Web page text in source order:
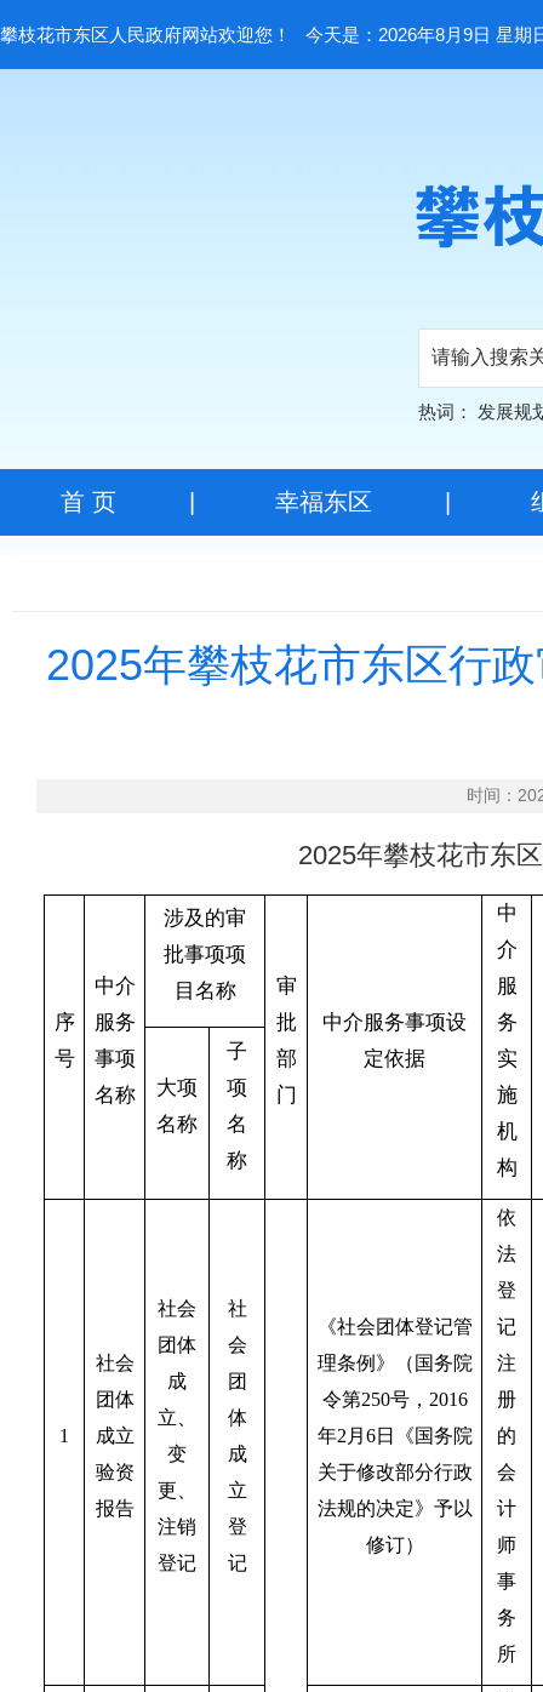
攀枝花市东区人民政府网站欢迎您！ 今天是：2026年8月9日 星期
热词： 发展规
首 页| 幸福东区
2025年攀枝花市东区行
时间：
2025年攀枝花市东
序
号
中介
服务
事项
名称
涉及的审
批事项项
目名称
审
批
部
门
中介服务事项设
定依据
中
介
服
务
实
施
机
构
大项
名称
子
项
名
称
1
社会
团体
成立
验资
报告
社会
团体
成
立、
变
更、
注销
登记
社
会
团
体
成
立
登
记
《社会团体登记管
理条例》（国务院
令第250号，2016
年2月6日《国务院
关于修改部分行政
法规的决定》予以
修订）
依
法
登
记
注
册
的
会
计
师
事
务
所